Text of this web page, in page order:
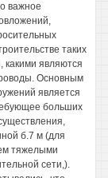
важное
таких
какими являются
Основным
является
больших
б.7 м (для
тяжелыми
сети,).